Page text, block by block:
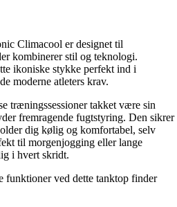
Climacool er designet til
kombinerer stil og teknologi.
ikoniske stykke perfekt ind i
moderne atleters krav.
træningssessioner takket være sin
fremragende fugtstyring. Den sikrer
dig kølig og komfortabel, selv
til morgenjogging eller lange
i hvert skridt.
funktioner ved dette tanktop finder